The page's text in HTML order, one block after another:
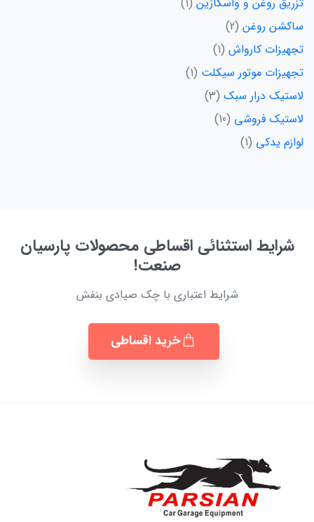
ساکشن روغن 2
تجهیزات کارواش 1
تجهیزات موتور سیکلت 1
لاستیک درار سبک 3
لاستیک فروشی 10
لوازم یدکی 1
شرایط استثنائی اقساطی محصولات پارسیان
صنعت!
شرایط اعتباری با چک صیادی بنفش
خرید اقساطی